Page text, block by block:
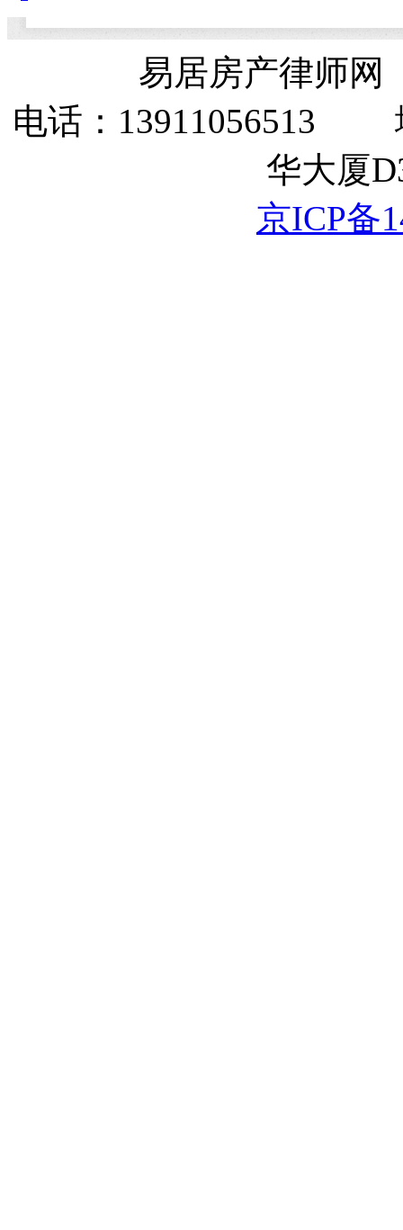
易居房产律师网
电话：13911056513
华大厦
京ICP备